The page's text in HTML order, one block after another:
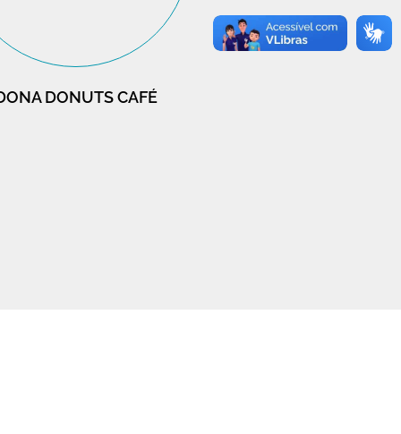
DONUTS CAFÉ